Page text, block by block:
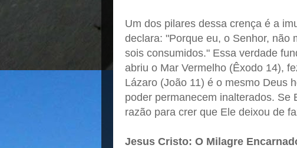
Um dos pilares dessa crença é a
declara: "Porque eu, o Senhor, não
sois consumidos." Essa verdade
abriu o Mar Vermelho (Êxodo 14),
Lázaro (João 11) é o mesmo Deus
poder permanecem inalterados. Se
razão para crer que Ele deixou de
Jesus Cristo: O Milagre